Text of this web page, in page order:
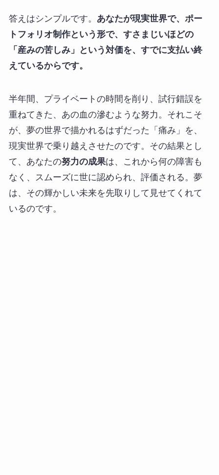
答えはシンプルです。 あなたが現実世界で、ポー
トフォリオ制作という形で、すさまじいほどの
「産みの苦しみ」という対価を、すでに支払い終
えているからです。
半年間、プライベートの時間を削り、試行錯誤を
重ねてきた、あの血の滲むような努力。それこそ
が、夢の世界で描かれるはずだった「痛み」を、
現実世界で乗り越えさせたのです。その結果とし
て、あなたの努力の成果は、これから何の障害も
なく、スムーズに世に認められ、評価される。夢
は、その輝かしい未来を先取りして見せてくれて
いるのです。